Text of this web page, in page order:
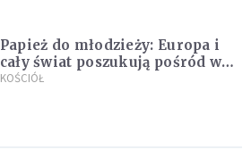
Papież do młodzieży: Europa i
cały świat poszukują pośród was
nowych świętych
KOŚCIÓŁ